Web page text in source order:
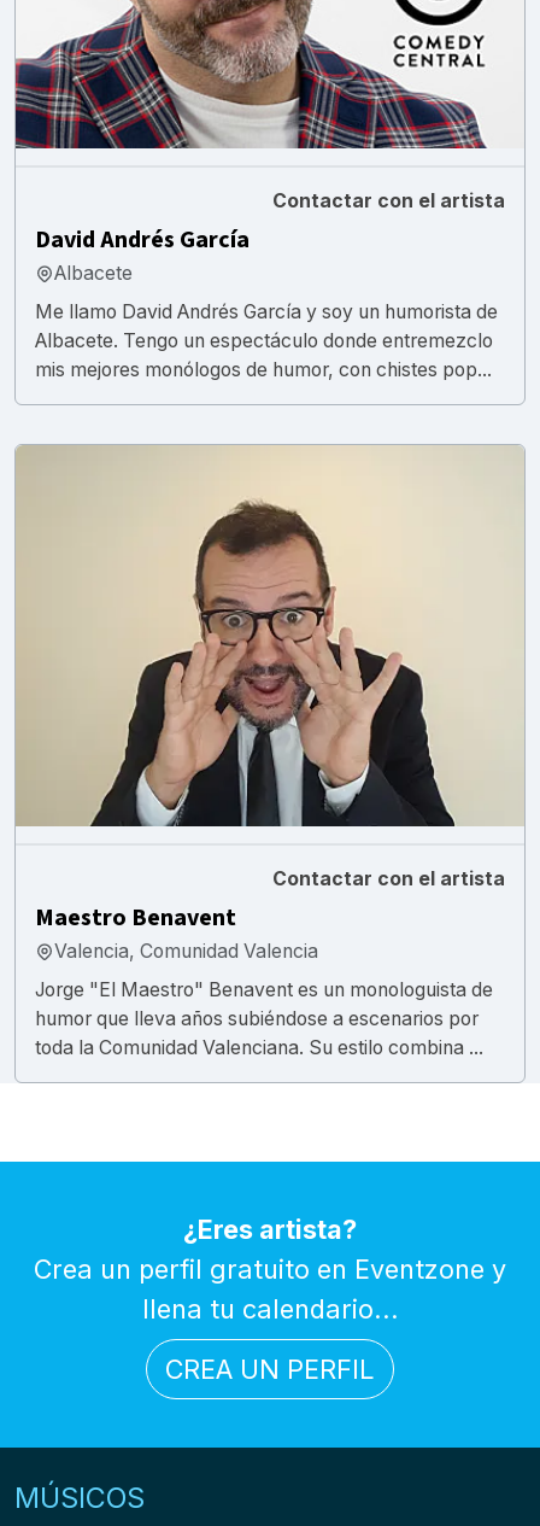
Contactar con el artista
David Andrés García
Albacete
Me llamo David Andrés García y soy un humorista de
Albacete. Tengo un espectáculo donde entremezclo
mis mejores monólogos de humor, con chistes pop...
Contactar con el artista
Maestro Benavent
Valencia, Comunidad Valencia
Jorge "El Maestro" Benavent es un monologuista de
humor que lleva años subiéndose a escenarios por
toda la Comunidad Valenciana. Su estilo combina ...
¿Eres artista?
Crea un perfil gratuito en Eventzone y
llena tu calendario...
CREA UN PERFIL
MÚSICOS